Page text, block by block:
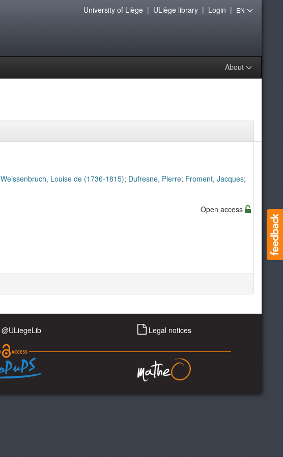
About
University of Liège| ULiège library| Login | EN
Weissenbruch, Louise de (1736-1815); Dufresne, Pierre; Froment, Jacques;
Open access
@ULiegeLib Legal notices